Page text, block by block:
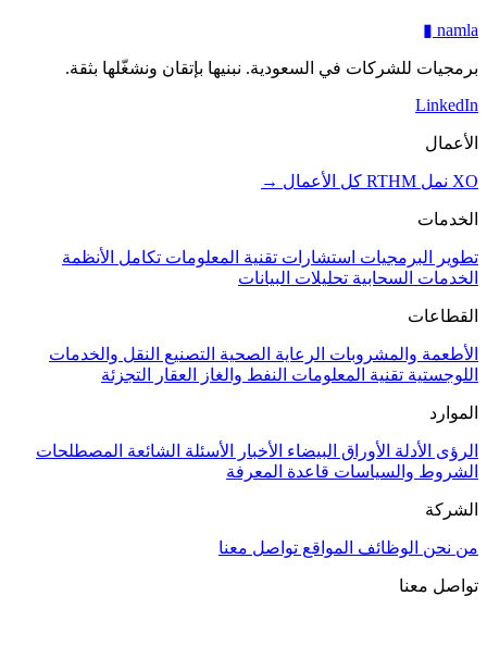
namla
▮
برمجيات للشركات في السعودية. نبنيها بإتقان ونشغّلها بثقة.
LinkedIn
الأعمال
XO نمل RTHM كل الأعمال →
الخدمات
تطوير البرمجيات استشارات تقنية المعلومات تكامل الأنظمة
الخدمات السحابية تحليلات البيانات
القطاعات
الأطعمة والمشروبات الرعاية الصحية التصنيع النقل والخدمات
اللوجستية تقنية المعلومات النفط والغاز العقار التجزئة
الموارد
الرؤى الأدلة الأوراق البيضاء الأخبار الأسئلة الشائعة المصطلحات
الشروط والسياسات قاعدة المعرفة
الشركة
من نحن الوظائف المواقع تواصل معنا
تواصل معنا